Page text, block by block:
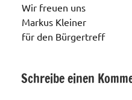
Wir freuen uns
Markus Kleiner
für den Bürgertreff
Veranstaltungen
Schreibe einen